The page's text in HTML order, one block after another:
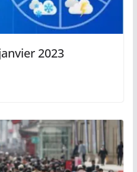
2023